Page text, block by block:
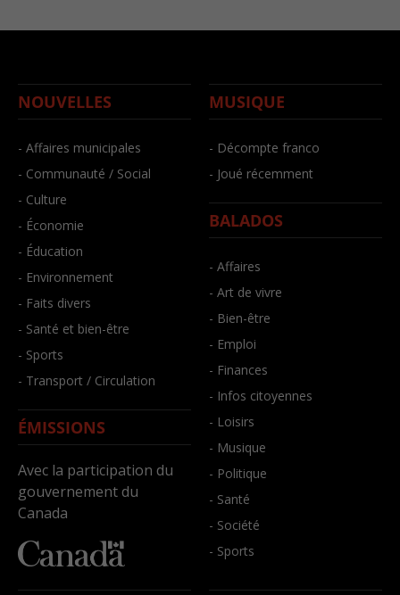
NOUVELLES
- Affaires municipales
- Communauté / Social
- Culture
- Économie
- Éducation
- Environnement
- Faits divers
- Santé et bien-être
- Sports
- Transport / Circulation
ÉMISSIONS
Avec la participation du
gouvernement du
Canada
MUSIQUE
- Décompte franco
- Joué récemment
BALADOS
- Affaires
- Art de vivre
- Bien-être
- Emploi
- Finances
- Infos citoyennes
- Loisirs
- Musique
- Politique
- Santé
- Société
- Sports